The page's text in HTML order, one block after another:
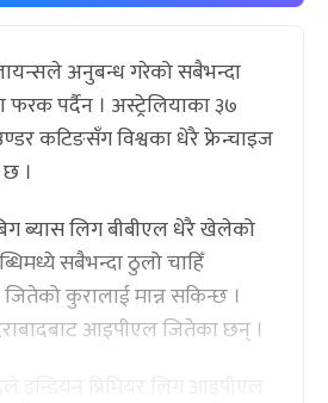
अनुबन्ध गरेको सबैभन्दा
फरक पर्दैन । अस्ट्रेलियाका ३७
कटिङसँग विश्वका धेरै फ्रेन्चाइज
।
ब्यास लिग बीबीएल धेरै खेलेको
सबैभन्दा ठुलो चाहिँ
कुरालाई मान्न सकिन्छ ।
आइपीएल जितेका छन् ।